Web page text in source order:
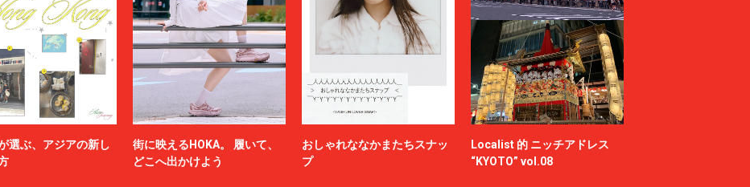
選ぶ、アジアの新し
街に映えるHOKA。 履いて、
どこへ出かけよう
おしゃれななかまたちスナッ
プ
Localist 的 ニッチアドレス
“KYOTO” vol.08